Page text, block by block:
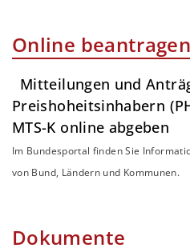
Online beantragen
Mitteilungen und
Preishoheitsinhabern
MTS-K online abgeben
Im Bundesportal finden Sie
von Bund, Ländern und Kommunen.
Dokumente